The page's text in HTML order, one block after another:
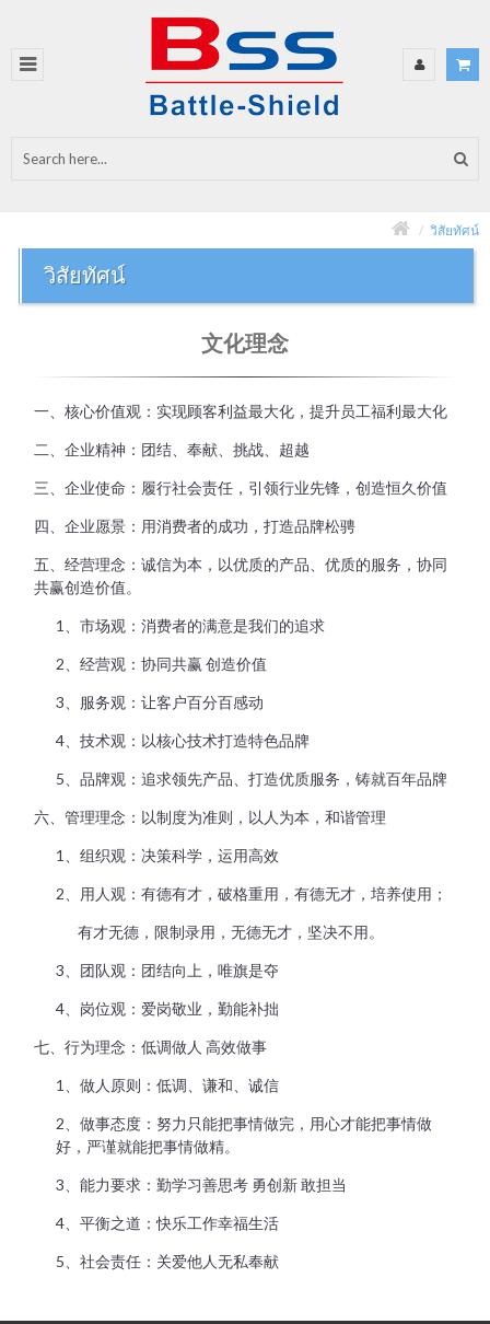
วิสัยทัศน์
วิสัยทัศน์
文化理念
一、核心价值观：实现顾客利益最大化，提升员工福利最大化
二、企业精神：团结、奉献、挑战、超越
三、企业使命：履行社会责任，引领行业先锋，创造恒久价值
四、企业愿景：用消费者的成功，打造品牌松骋
五、经营理念：诚信为本，以优质的产品、优质的服务，协同
共赢创造价值。
1、市场观：消费者的满意是我们的追求
2、经营观：协同共赢 创造价值
3、服务观：让客户百分百感动
4、技术观：以核心技术打造特色品牌
5、品牌观：追求领先产品、打造优质服务，铸就百年品牌
六、管理理念：以制度为准则，以人为本，和谐管理
1、组织观：决策科学，运用高效
2、用人观：有德有才，破格重用，有德无才，培养使用；
有才无德，限制录用，无德无才，坚决不用。
3、团队观：团结向上，唯旗是夺
4、岗位观：爱岗敬业，勤能补拙
七、行为理念：低调做人 高效做事
1、做人原则：低调、谦和、诚信
2、做事态度：努力只能把事情做完，用心才能把事情做
好，严谨就能把事情做精。
3、能力要求：勤学习善思考 勇创新 敢担当
4、平衡之道：快乐工作幸福生活
5、社会责任：关爱他人无私奉献